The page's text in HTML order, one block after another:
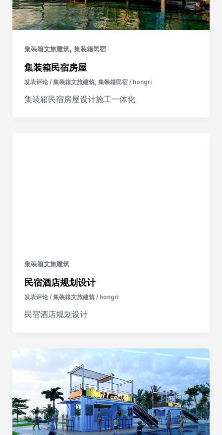
集装箱文旅建筑, 集装箱民宿
集装箱民宿房屋
发表评论 /集装箱文旅建筑, 集装箱民宿/ hongri
集装箱民宿房屋设计施工一体化
集装箱文旅建筑
民宿酒店规划设计
发表评论 / 集装箱文旅建筑/ hongri
民宿酒店规划设计